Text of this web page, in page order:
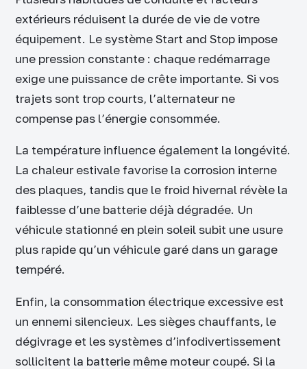
extérieurs réduisent la durée de vie de votre
équipement. Le système Start and Stop impose
une pression constante : chaque redémarrage
exige une puissance de crête importante. Si vos
trajets sont trop courts, l’alternateur ne
compense pas l’énergie consommée.
La température influence également la longévité.
La chaleur estivale favorise la corrosion interne
des plaques, tandis que le froid hivernal révèle la
faiblesse d’une batterie déjà dégradée. Un
véhicule stationné en plein soleil subit une usure
plus rapide qu’un véhicule garé dans un garage
tempéré.
Enfin, la consommation électrique excessive est
un ennemi silencieux. Les sièges chauffants, le
dégivrage et les systèmes d’infodivertissement
sollicitent la batterie même moteur coupé. Si la